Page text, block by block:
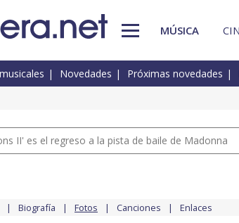
MÚSICA
Novedades Próximas novedades
II' es el regreso a la pista de baile de Madonna
Biografía Fotos Canciones Enlaces